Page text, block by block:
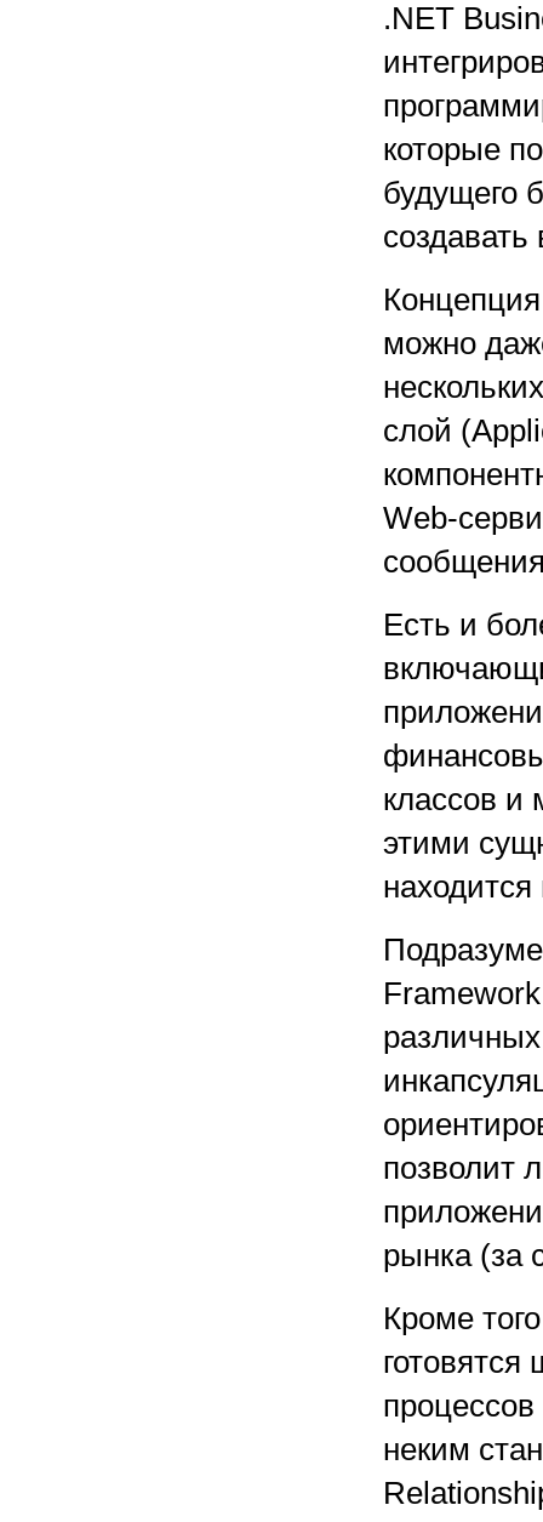
.NET
которые
будущего
можно
слой
Web-
Есть и
классов и
этими
позволит
рынка (за
Кроме
неким